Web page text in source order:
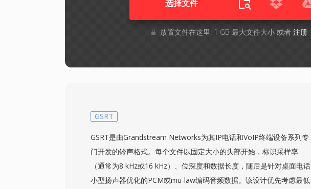
选择文件
放置文件在这里. 1 GB 最大文件大小 或者 注册
GSRT
GSRT是由Grandstream Networks为其IP电话和VoIP终端设备系列专
门开发的铃声格式。每个文件以固定大小的头部开始，标识采样率
（通常为8 kHz或16 kHz）、位深度和数据长度，随后是针对桌面电话
小型扬声器优化的PCM或mu-law编码音频数据。该设计优先考虑最低